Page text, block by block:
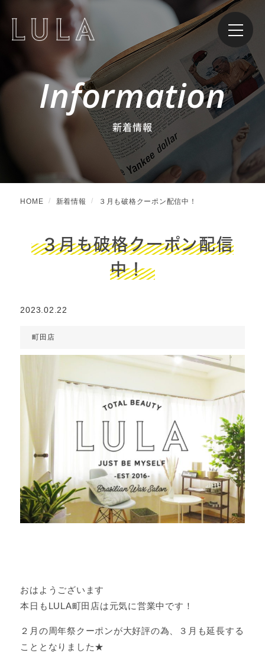
Information
新着情報
HOME 新着情報 ３月も破格クーポン配信中！
３月も破格クーポン配信
中！
2023.02.22
町田店
おはようございます
本日もLULA町田店は元気に営業中です！
２月の周年祭クーポンが大好評の為、３月も延長する
こととなりました★